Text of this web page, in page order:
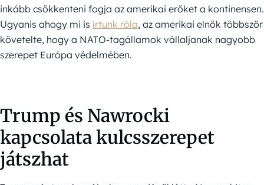
inkább csökkenteni fogja az amerikai erőket a kontinensen.
Ugyanis ahogy mi is írtunk róla, az amerikai elnök többször
követelte, hogy a NATO-tagállamok vállaljanak nagyobb
szerepet Európa védelmében.
Trump és Nawrocki
kapcsolata kulcsszerepet
játszhat